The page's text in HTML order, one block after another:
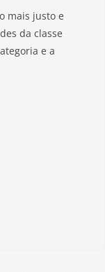
mais justo e
da classe
e a